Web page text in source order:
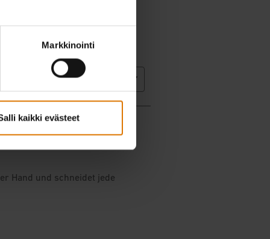
Markkinointi
kaikki evästeet